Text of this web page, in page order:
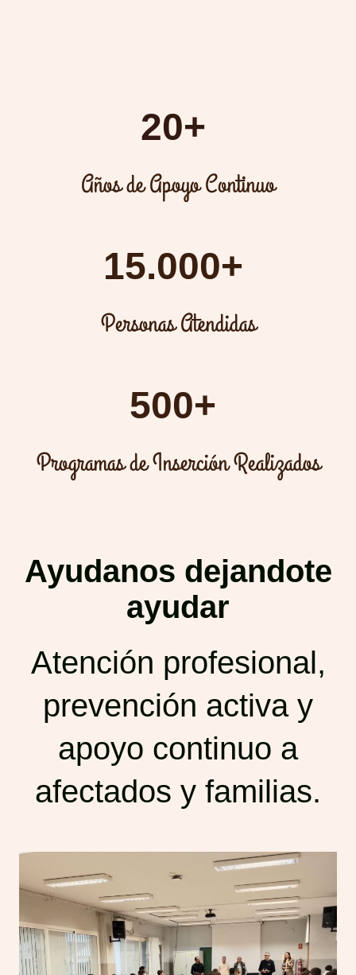
20+
Años de Apoyo Continuo
15.000+
Personas Atendidas
500+
Programas de Inserción Realizados
Ayudanos dejandote
ayudar
Atención profesional,
prevención activa y
apoyo continuo a
afectados y familias.